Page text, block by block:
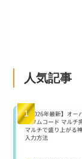
人気記事